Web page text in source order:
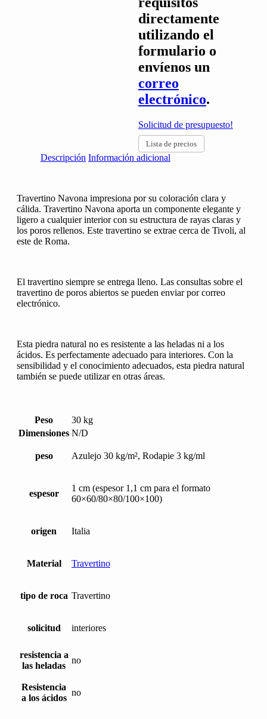
directamente
utilizando el
formulario o
envíenos un
correo
electrónico.
Solicitud de presupuesto!
Lista de precios
Descripción Información adicional
Travertino Navona impresiona por su coloración clara y
cálida. Travertino Navona aporta un componente elegante y
ligero a cualquier interior con su estructura de rayas claras y
los poros rellenos. Este travertino se extrae cerca de Tivoli, al
este de Roma.
El travertino siempre se entrega lleno. Las consultas sobre el
travertino de poros abiertos se pueden enviar por correo
electrónico.
Esta piedra natural no es resistente a las heladas ni a los
ácidos. Es perfectamente adecuado para interiores. Con la
sensibilidad y el conocimiento adecuados, esta piedra natural
también se puede utilizar en otras áreas.
Peso
30 kg
Dimensiones N/D
peso Azulejo 30 kg/m², Rodapie 3 kg/ml
espesor
1 cm (espesor 1,1 cm para el formato
60×60/80×80/100×100)
origen Italia
Material Travertino
tipo de roca Travertino
solicitud interiores
resistencia a
las heladas
no
Resistencia
a los ácidos
no